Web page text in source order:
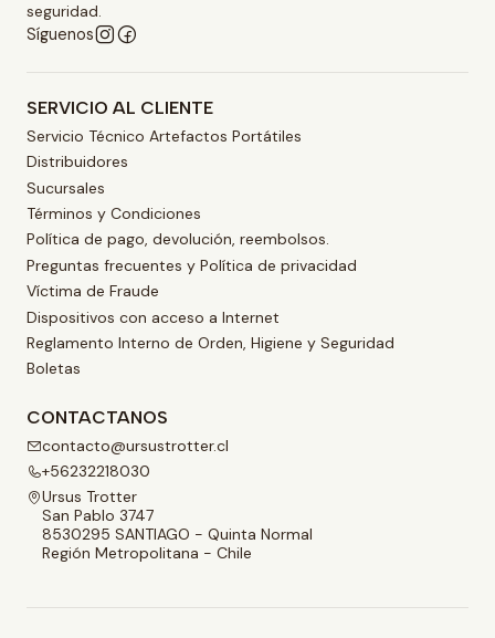
seguridad.
Síguenos
SERVICIO AL CLIENTE
Servicio Técnico Artefactos Portátiles
Distribuidores
Sucursales
Términos y Condiciones
Política de pago, devolución, reembolsos.
Preguntas frecuentes y Política de privacidad
Víctima de Fraude
Dispositivos con acceso a Internet
Reglamento Interno de Orden, Higiene y Seguridad
Boletas
CONTACTANOS
contacto@ursustrotter.cl
+56232218030
Ursus Trotter
San Pablo 3747
8530295 SANTIAGO - Quinta Normal
Región Metropolitana - Chile